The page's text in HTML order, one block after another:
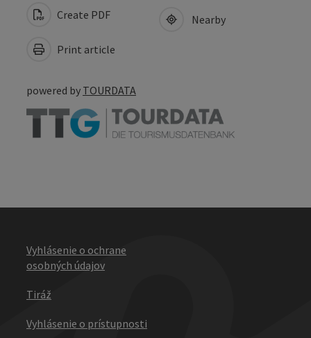
Create PDF
Print article
Nearby
powered by TOURDATA
Vyhlásenie o ochrane
osobných údajov
Tiráž
Vyhlásenie o prístupnosti